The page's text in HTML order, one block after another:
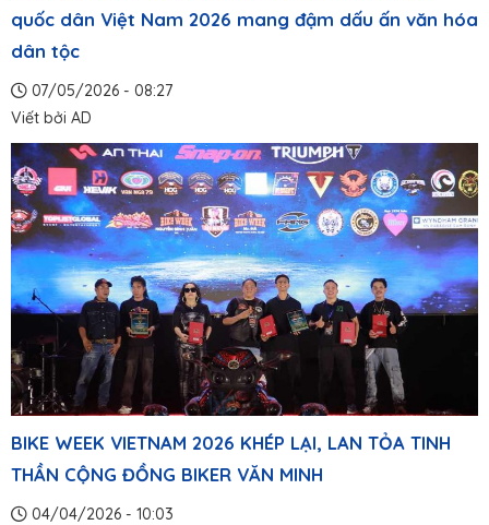
quốc dân Việt Nam 2026 mang đậm dấu ấn văn hóa
dân tộc
07/05/2026 - 08:27
Viết bởi AD
BIKE WEEK VIETNAM 2026 KHÉP LẠI, LAN TỎA TINH
THẦN CỘNG ĐỒNG BIKER VĂN MINH
04/04/2026 - 10:03